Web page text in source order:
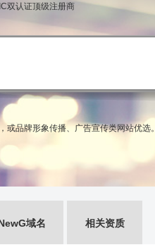
双认证顶级注册商
或品牌形象传播、广告宣传类网站优选。
域名 相关资质